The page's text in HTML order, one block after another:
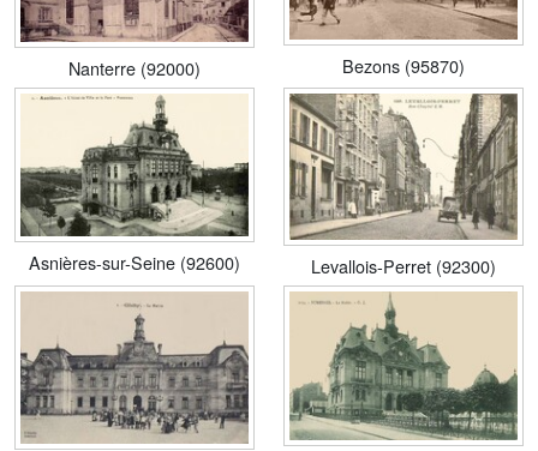
Nanterre (92000) Bezons (95870)
Asnières-sur-Seine (92600) Levallois-Perret (92300)